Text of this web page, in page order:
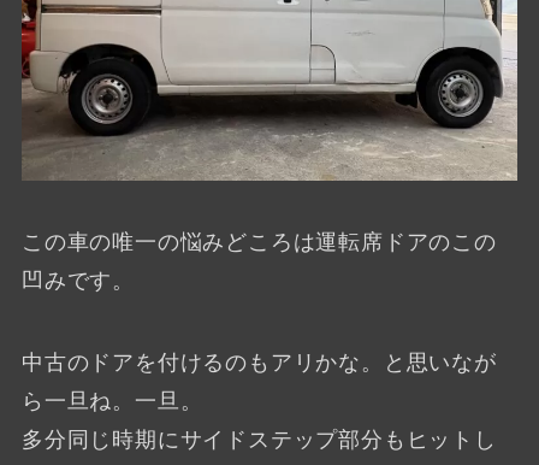
この車の唯一の悩みどころは運転席ドアのこの
凹みです。
中古のドアを付けるのもアリかな。と思いなが
ら一旦ね。一旦。
多分同じ時期にサイドステップ部分もヒットし